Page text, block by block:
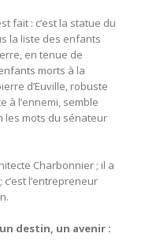
fait : c’est la statue du
la liste des enfants
en tenue de
morts à la
d’Euville, robuste
à l’ennemi, semble
les mots du sénateur
Charbonnier ; il a
l’entrepreneur
destin, un avenir :